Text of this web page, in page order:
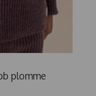
plomme